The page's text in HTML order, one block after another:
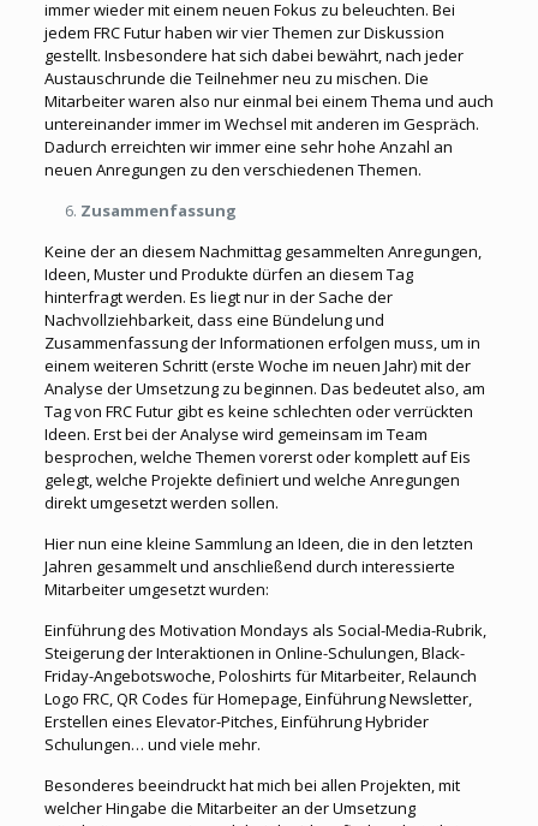
immer wieder mit einem neuen Fokus zu beleuchten. Bei
jedem FRC Futur haben wir vier Themen zur Diskussion
gestellt. Insbesondere hat sich dabei bewährt, nach jeder
Austauschrunde die Teilnehmer neu zu mischen. Die
Mitarbeiter waren also nur einmal bei einem Thema und auch
untereinander immer im Wechsel mit anderen im Gespräch.
Dadurch erreichten wir immer eine sehr hohe Anzahl an
neuen Anregungen zu den verschiedenen Themen.
Zusammenfassung
Keine der an diesem Nachmittag gesammelten Anregungen,
Ideen, Muster und Produkte dürfen an diesem Tag
hinterfragt werden. Es liegt nur in der Sache der
Nachvollziehbarkeit, dass eine Bündelung und
Zusammenfassung der Informationen erfolgen muss, um in
einem weiteren Schritt (erste Woche im neuen Jahr) mit der
Analyse der Umsetzung zu beginnen. Das bedeutet also, am
Tag von FRC Futur gibt es keine schlechten oder verrückten
Ideen. Erst bei der Analyse wird gemeinsam im Team
besprochen, welche Themen vorerst oder komplett auf Eis
gelegt, welche Projekte definiert und welche Anregungen
direkt umgesetzt werden sollen.
Hier nun eine kleine Sammlung an Ideen, die in den letzten
Jahren gesammelt und anschließend durch interessierte
Mitarbeiter umgesetzt wurden:
Einführung des Motivation Mondays als Social-Media-Rubrik,
Steigerung der Interaktionen in Online-Schulungen, Black-
Friday-Angebotswoche, Poloshirts für Mitarbeiter, Relaunch
Logo FRC, QR Codes für Homepage, Einführung Newsletter,
Erstellen eines Elevator-Pitches, Einführung Hybrider
Schulungen… und viele mehr.
Besonderes beeindruckt hat mich bei allen Projekten, mit
welcher Hingabe die Mitarbeiter an der Umsetzung